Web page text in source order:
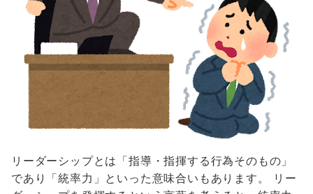
リーダーシップとは「指導・指揮する行為そのもの」
であり「統率力」といった意味合いもあります。 リー